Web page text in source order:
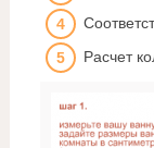
Расчет